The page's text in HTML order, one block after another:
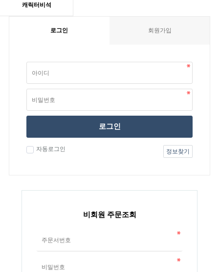
캐릭터비석
로그인 회원가입
로그인
자동로그인 정보찾기
비회원 주문조회